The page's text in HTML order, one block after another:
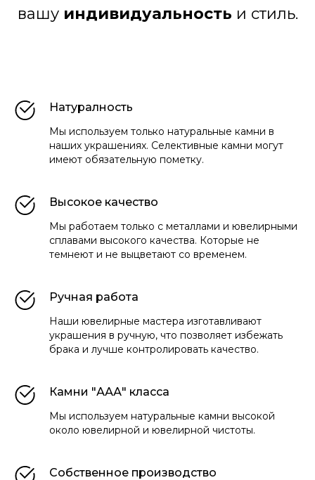
вашу индивидуальность и стиль.
Натуралность
Мы используем только натуральные камни в
наших украшениях. Селективные камни могут
имеют обязательную пометку.
Высокое качество
Мы работаем только с металлами и ювелирными
сплавами высокого качества. Которые не
темнеют и не выцветают со временем.
Ручная работа
Наши ювелирные мастера изготавливают
украшения в ручную, что позволяет избежать
брака и лучше контролировать качество.
Камни "ААА" класса
Мы используем натуральные камни высокой
около ювелирной и ювелирной чистоты.
Собственное производство